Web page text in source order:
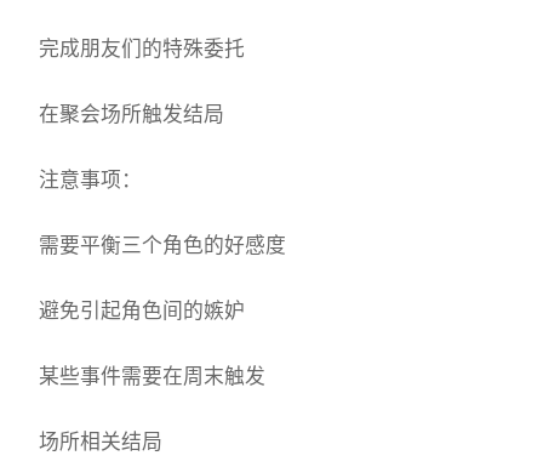
完成朋友们的特殊委托
在聚会场所触发结局
注意事项：
需要平衡三个角色的好感度
避免引起角色间的嫉妒
某些事件需要在周末触发
场所相关结局